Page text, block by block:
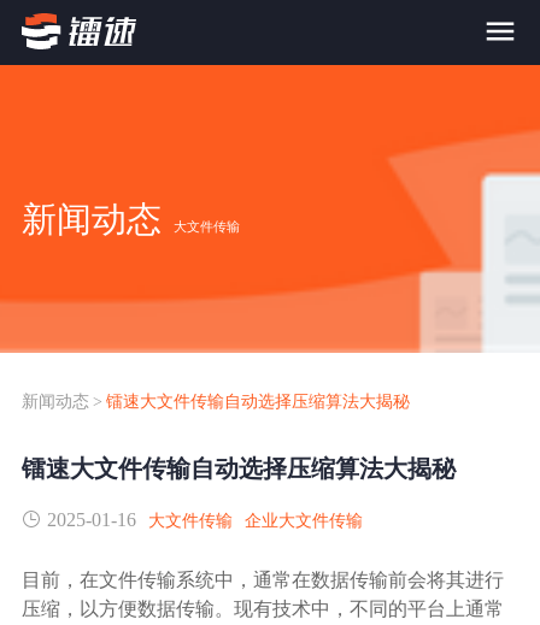
FTP替代升级
SDK传输应用集成
镭速FTP加速
跨国数据传输
数据同步
案例
新闻动态
生态合作
新闻动态 大文件传输
新闻动态 > 镭速大文件传输自动选择压缩算法大揭秘
镭速大文件传输自动选择压缩算法大揭秘
2025-01-16 大文件传输 企业大文件传输
目前，在文件传输系统中，通常在数据传输前会将其进行
压缩，以方便数据传输。现有技术中，不同的平台上通常